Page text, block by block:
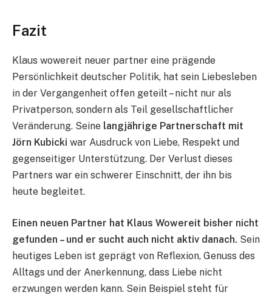
Fazit
Klaus wowereit neuer partner eine prägende
Persönlichkeit deutscher Politik, hat sein Liebesleben
in der Vergangenheit offen geteilt – nicht nur als
Privatperson, sondern als Teil gesellschaftlicher
Veränderung. Seine langjährige Partnerschaft mit
Jörn Kubicki war Ausdruck von Liebe, Respekt und
gegenseitiger Unterstützung. Der Verlust dieses
Partners war ein schwerer Einschnitt, der ihn bis
heute begleitet.
Einen neuen Partner hat Klaus Wowereit bisher nicht
gefunden – und er sucht auch nicht aktiv danach. Sein
heutiges Leben ist geprägt von Reflexion, Genuss des
Alltags und der Anerkennung, dass Liebe nicht
erzwungen werden kann. Sein Beispiel steht für